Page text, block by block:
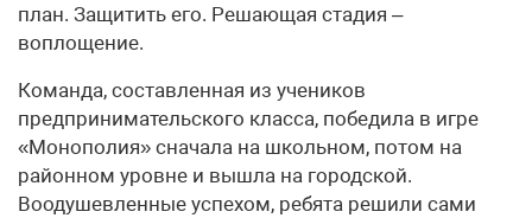
план. Защитить его. Решающая стадия –
воплощение.
Команда, составленная из учеников
предпринимательского класса, победила в игре
«Монополия» сначала на школьном, потом на
районном уровне и вышла на городской.
Воодушевленные успехом, ребята решили сами